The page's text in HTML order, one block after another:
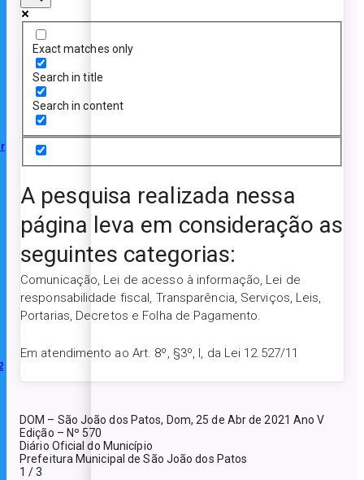
Exact matches only
Search in title
Search in content
A pesquisa realizada nessa
página leva em consideração as
seguintes categorias:
Comunicação, Lei de acesso à informação, Lei de
responsabilidade fiscal, Transparência, Serviços, Leis,
Portarias, Decretos e Folha de Pagamento.
Em atendimento ao Art. 8º, §3º, I, da Lei 12.527/11
DOM – São João dos Patos, Dom, 25 de Abr de 2021 Ano V
Edição – Nº 570
Diário Oficial do Município
Prefeitura Municipal de São João dos Patos
1 / 3